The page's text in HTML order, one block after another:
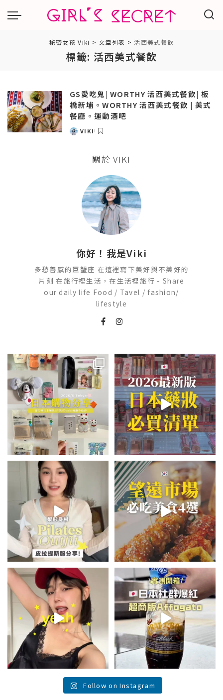
秘密女孩 Viki > 文章列表 >活西美式餐飲
標籤: 活西美式餐飲
GS愛吃鬼| WORTHY 活西美式餐飲| 板
橋新埔。WORTHY 活西美式餐飲 | 美式
餐廳。運動酒吧
POSTED
VIKI
關於 VIKI
你好！我是Viki
多愁善感的巨蟹座 在這裡寫下美好與不美好的
片刻 在旅行裡生活，在生活裡旅行 - Share
our daily life Food / Tavel / fashion/
lifestyle
💭留言「免費」傳日本藥妝店/百
貨/機場/Donki/折價券給你...
75 22
2026🇯🇵日本藥妝店必買什麼
日本最近紅什麼？...
118 20
💭留言「美背」傳🔗給你！
🏷️#吉推韓國 🇰🇷
...
48 20
\🇰🇷韓國望遠市場4家必吃美食
😋/
💭留言「望遠市場」傳地址給你
340 59
summer outfit⋆.˚✮🎧✮˚.⋆
夏日穿搭最需要單品！...
754 43
\🇯🇵日本爆紅!超商版Affogato
🍨☕️/
🏷️#吉推日本🇯🇵...
116 26
Follow on Instagram